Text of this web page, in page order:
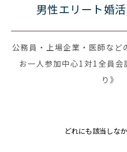
男性エリート婚
公務員・上場企業・医師な
お一人参加中心1対1全員会
り》
どれにも該当しな